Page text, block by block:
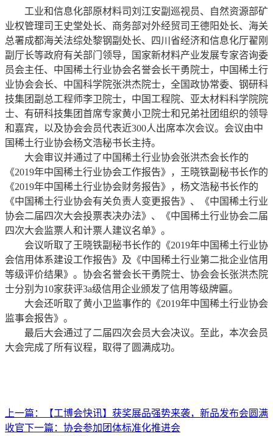
工业和信息化部原材料司刘江安副巡视员、自然资源部矿
业权管理司王史堂处长、商务部对外经贸司王德阳处长、海关
总署成都海关法综处黎钢副处长、四川省经济和信息化厅翟刚
副厅长等政府有关部门领导，国家新材料产业发展专家咨询委
员会主任、中国稀土行业协会名誉会长干勇院士，中国稀土行
业协会会长、中国科学院张洪杰院士，全国政协常委、钢研科
技集团副总工程师李卫院士，中国工程院、亚太材料科学院院
士、有研科技集团首席专家黄小卫院士和兄弟社团组织的领导
和嘉宾，以及协会会员代表近300人出席本次会议。会议由中
国稀土行业协会杨文浩秘书长主持。
大会审议并通过了中国稀土行业协会张洪杰会长作的
《2019年中国稀土行业协会工作报告》，王晓铁副秘书长作的
《2019年中国稀土行业协会财务报告》，杨文浩秘书长作的
《中国稀土行业协会有关负责人变更报告》、《中国稀土行业
协会二届四次大会投票表决办法》、《中国稀土行业协会二届
四次大会监票人和计票人建议名单》。
会议听取了王晓铁副秘书长作的《2019年中国稀土行业协
会信用体系建设工作报告》及《中国稀土行业第二批企业信用
等级评价结果》。协会名誉会长干勇院士、协会会长张洪杰院
士分别为10家获评3a级信用企业颁发了信用等级牌匾。
大会还听取了黄小卫监事作的《2019年中国稀土行业协会
监事会报告》。
最后大会通过了二届四次会员大会决议。至此，本次会员
大会完成了所有议程，取得了圆满成功。
上一篇：
【工博会快讯】获奖展品强势来袭，新品发布会圆满
收官下一篇： 协会参加团体标准化推进会